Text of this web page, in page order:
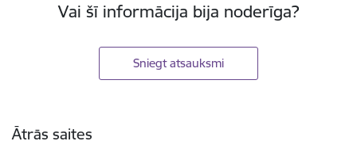
Vai šī informācija bija noderīga?
Sniegt atsauksmi
Ātrās saites